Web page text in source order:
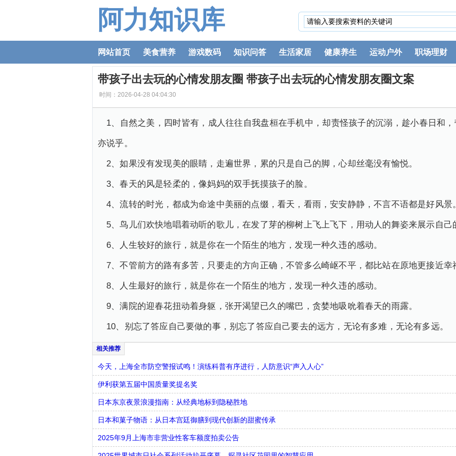
阿力知识库
网站首页 美食营养 游戏数码 知识问答 生活家居 健康养生 运动户外 职场理财
带孩子出去玩的心情发朋友圈 带孩子出去玩的心情发朋友圈文案
时间：2026-04-28 04:04:30
1、自然之美，四时皆有，成人往往自我盘桓在手机中，却责怪孩子的沉溺，趁小春日和
亦说乎。
2、如果没有发现美的眼睛，走遍世界，累的只是自己的脚，心却丝毫没有愉悦。
3、春天的风是轻柔的，像妈妈的双手抚摸孩子的脸。
4、流转的时光，都成为命途中美丽的点缀，看天，看雨，安安静静，不言不语都是好风景
5、鸟儿们欢快地唱着动听的歌儿，在发了芽的柳树上飞上飞下，用动人的舞姿来展示自
6、人生较好的旅行，就是你在一个陌生的地方，发现一种久违的感动。
7、不管前方的路有多苦，只要走的方向正确，不管多么崎岖不平，都比站在原地更接近幸
8、人生最好的旅行，就是你在一个陌生的地方，发现一种久违的感动。
9、满院的迎春花扭动着身躯，张开渴望已久的嘴巴，贪婪地吸吮着春天的雨露。
10、别忘了答应自己要做的事，别忘了答应自己要去的远方，无论有多难，无论有多远。
今天，上海全市防空警报试鸣！演练科普有序进行，人防意识“声入人心”
伊利获第五届中国质量奖提名奖
日本东京夜景浪漫指南：从经典地标到隐秘胜地
日本和菓子物语：从日本宫廷御膳到现代创新的甜蜜传承
2025年9月上海市非营业性客车额度拍卖公告